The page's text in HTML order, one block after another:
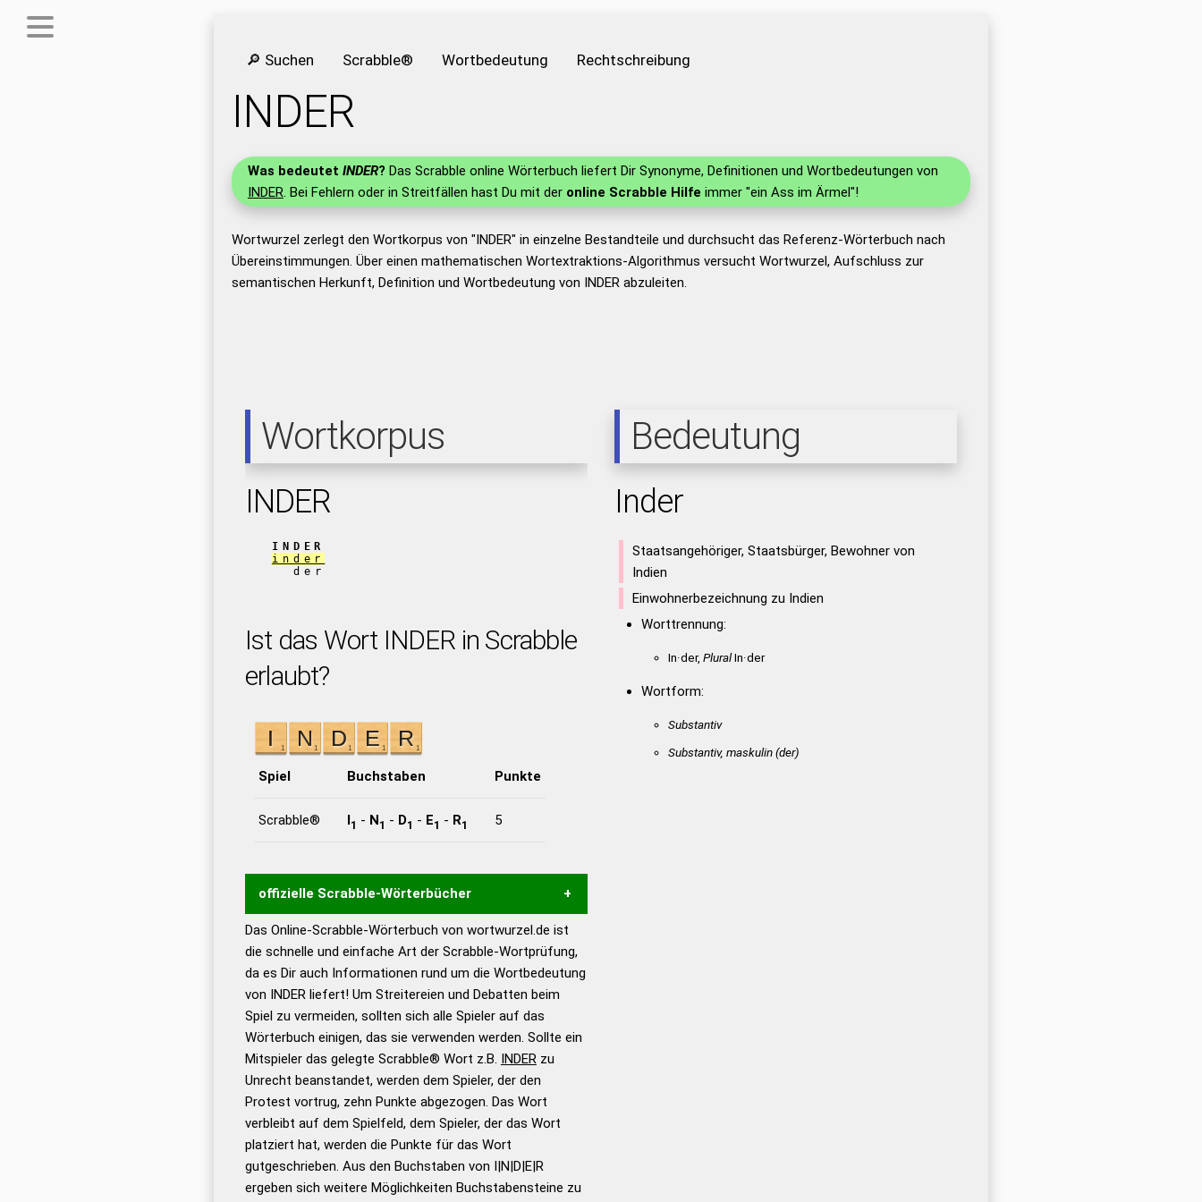
🔎 Suchen Scrabble® Wortbedeutung Rechtschreibung
INDER
Was bedeutet INDER? Das Scrabble online Wörterbuch liefert Dir Synonyme, Definitionen und Wortbedeutungen von
INDER. Bei Fehlern oder in Streitfällen hast Du mit der online Scrabble Hilfe immer "ein Ass im Ärmel"!
Wortwurzel zerlegt den Wortkorpus von "INDER" in einzelne Bestandteile und durchsucht das Referenz-Wörterbuch nach
Übereinstimmungen. Über einen mathematischen Wortextraktions-Algorithmus versucht Wortwurzel, Aufschluss zur
semantischen Herkunft, Definition und Wortbedeutung von INDER abzuleiten.
Wortkorpus
INDER
INDER
inder
der
Ist das Wort INDER in Scrabble
erlaubt?
Spiel Buchstaben Punkte
Scrabble® I1 - N1 - D1 - E1 - R1 5
offizielle Scrabble-Wörterbücher
Wortwurzel liefert mit Hilfe eines semantischen
Wortanalyse-Algorithmus gute Anhaltspunkte zu
Wortbedeutung, Worttrennung und Wortform, um die
Gültigkeit eines Wortes für das Scrabble-Spiel zu
bestimmen! zugelassene Turnier Scrabble-
Wörterbücher sind:
Duden – Standardwerk in 12
Bänden
Duden – Richtiges und gutes
Deutsch
Duden – Die deutsche Grammatik
Das Online-Scrabble-Wörterbuch von wortwurzel.de ist
die schnelle und einfache Art der Scrabble-Wortprüfung,
da es Dir auch Informationen rund um die Wortbedeutung
von INDER liefert! Um Streitereien und Debatten beim
Spiel zu vermeiden, sollten sich alle Spieler auf das
Wörterbuch einigen, das sie verwenden werden. Sollte ein
Mitspieler das gelegte Scrabble® Wort z.B. INDERzu
Unrecht beanstandet, werden dem Spieler, der den
Protest vortrug, zehn Punkte abgezogen. Das Wort
verbleibt auf dem Spielfeld, dem Spieler, der das Wort
platziert hat, werden die Punkte für das Wort
gutgeschrieben. Aus den Buchstaben von I|N|D|E|R
ergeben sich weitere Möglichkeiten Buchstabensteine zu
Bedeutung
Inder
Staatsangehöriger, Staatsbürger, Bewohner von
Indien
Einwohnerbezeichnung zu Indien
Worttrennung:
In·der, PluralIn·der
Wortform:
Substantiv
Substantiv, maskulin(der)